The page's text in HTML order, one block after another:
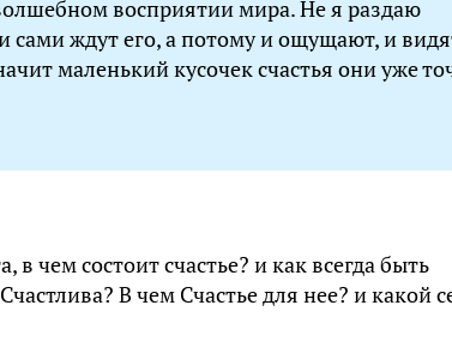
восприятии мира. Не я раздаю
сами ждут его, а потому и ощущают, и
маленький кусочек счастья они уже
чем состоит счастье? и как всегда быть
В чем Счастье для нее? и какой